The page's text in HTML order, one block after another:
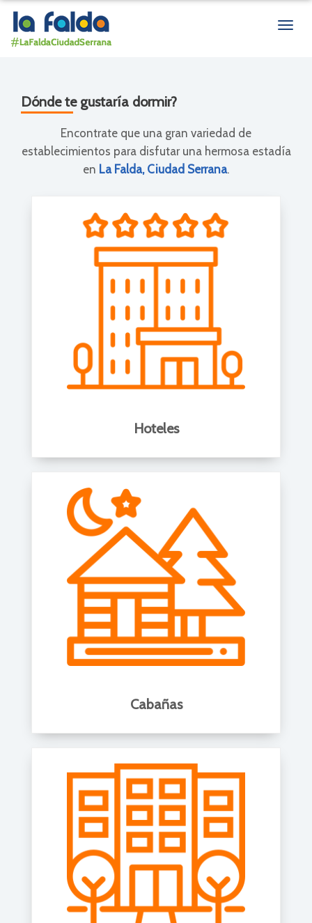
Dónde te gustaría dormir?
Encontrate que una gran variedad de
establecimientos para disfutar una hermosa estadía
en La Falda, Ciudad Serrana.
Hoteles
Cabañas